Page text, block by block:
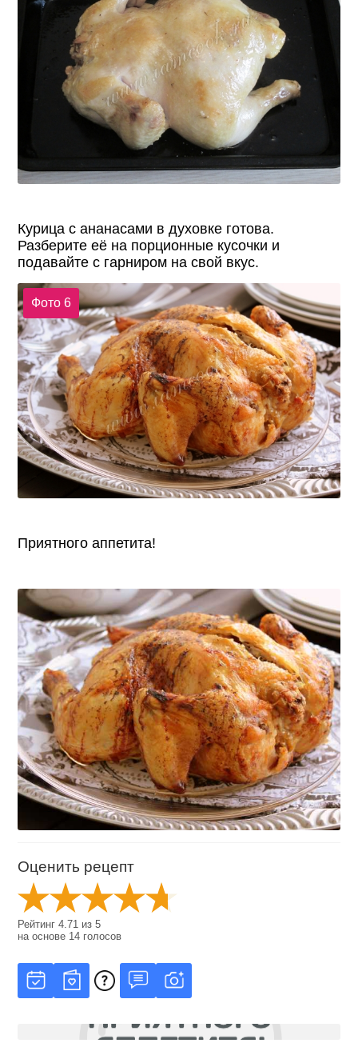
Курица с ананасами в духовке готова.
Разберите её на порционные кусочки и
подавайте с гарниром на свой вкус.
Фото 6
Приятного аппетита!
Оценить рецепт
Рейтинг4.71 из5
на основе 14 голосов